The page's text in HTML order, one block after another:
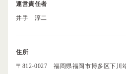
運営責任者
井手 淳二
住所
〒812-0027 福岡県福岡市博多区下